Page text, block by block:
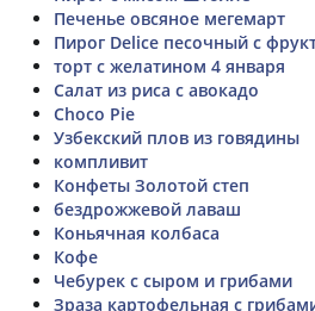
Печенье овсяное мегемарт
Пирог Delice песочный с
торт с желатином 4 января
Салат из риса с авокадо
Choco Pie
Узбекский плов из говядины
компливит
Конфеты Золотой степ
бездрожжевой лаваш
Коньячная колбаса
Кофе
Чебурек с сыром и грибами
Зраза картофельная с